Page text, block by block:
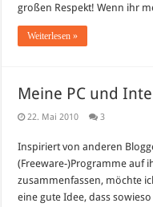
großen Respekt! Wenn ihr
Weiterlesen »
Meine PC und
22. Mai 2010 3
Inspiriert von anderen
(Freeware-)Programme auf
zusammenfassen, möchte
eine gute Idee, dass